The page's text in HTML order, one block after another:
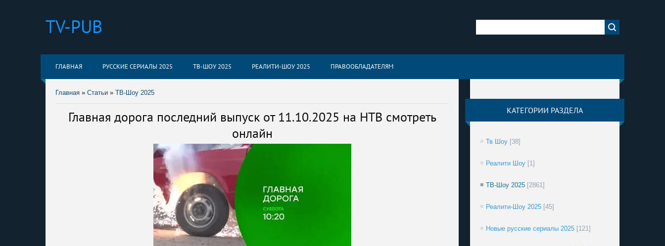
TV-PUB
ГЛАВНАЯ РУССКИЕ СЕРИАЛЫ 2025 ТВ-ШОУ 2025 РЕАЛИТИ-ШОУ 2025 ПРАВООБЛАДАТЕЛЯМ
Главная » Статьи » ТВ-Шоу 2025
Главная дорога последний выпуск от 11.10.2025 на НТВ смотреть
онлайн
КАТЕГОРИИ РАЗДЕЛА
Тв Шоу [38]
Реалити Шоу [1]
ТВ-Шоу 2025 [2861]
Реалити-Шоу 2025 [45]
Новые русские сериалы 2025 [121]